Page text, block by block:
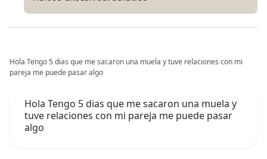
Hola Tengo 5 dias que me sacaron una muela y tuve relaciones con mi
pareja me puede pasar algo
Hola Tengo 5 dias que me sacaron una muela y
tuve relaciones con mi pareja me puede pasar
algo